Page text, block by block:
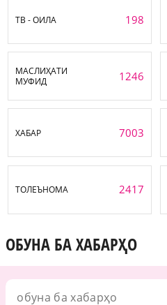
ТВ - ОИЛА 198
МАСЛИҲАТИ
МУФИД
1246
ХАБАР 7003
ТОЛЕЪНОМА 2417
ОБУНА БА ХАБАРҲО